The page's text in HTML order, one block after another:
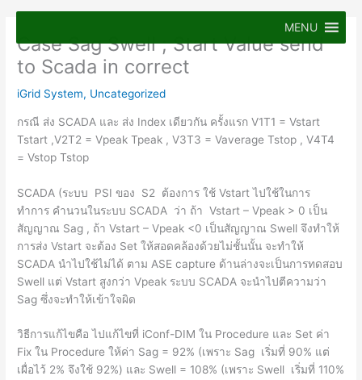
content
MENU
Case Sag Swell ; Start Value send
to Scada in correct
iGrid System, Uncategorized
กรณี ส่ง SCADA และ ส่ง Index เดียวกัน ครั้งแรก V1T1 = Vstart
Tstart ,V2T2 = Vpeak Tpeak , V3T3 = Vaverage Tstop , V4T4
= Vstop Tstop
SCADA (ระบบ PSI ของ S2 ต้องการ ใช้ Vstart ไปใช้ในการ
ทำการ คำนวนในระบบ SCADA ว่า ถ้า Vstart – Vpeak > 0 เป็น
สัญญาณ Sag , ถ้า Vstart – Vpeak <0 เป็นสัญญาณ Swell จึงทำให้
การส่ง Vstart จะต้อง Set ให้สอดคล้องด้วยไม่ชั้นนั้น จะทำให้
SCADA นำไปใช้ไม่ได้ ตาม ASE capture ด้านล่างจะเป็นการทดสอบ
Swell แต่ Vstart สูงกว่า Vpeak ระบบ SCADA จะนำไปตีความว่า
Sag ซึ่งจะทำให้เข้าใจผิด
วิธีการแก้ไขคือ ไปแก้ไขที่ iConf-DIM ใน Procedure และ Set ค่า
Fix ใน Procedure ให้ค่า Sag = 92% (เพราะ Sag เริ่มที่ 90% แต่
เผื่อไว้ 2% จึงใช้ 92%) และ Swell = 108% (เพราะ Swell เริ่มที่ 110%